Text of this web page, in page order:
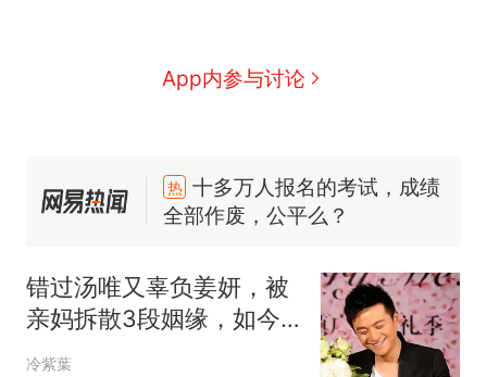
App内参与讨论
新 搬家报价570元，搬到楼下
交5060元才肯搬上楼！女子傻
电力部门回应
视频丨只要一枚命中就能让航
母瘫痪 轰-6J实力有多强？
佛山一中学招聘物理教师，笔
错过汤唯又辜负姜妍，被
亲妈拆散3段姻缘，如今
却凭演技再翻红
冷紫葉